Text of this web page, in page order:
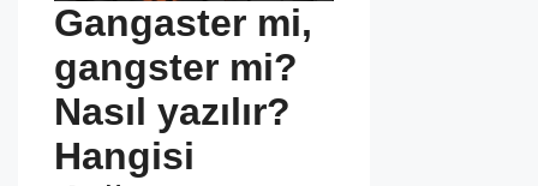
Gangaster mi,
gangster mi?
Nasıl yazılır?
Hangisi